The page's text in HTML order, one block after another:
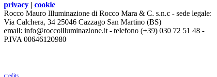
privacy | cookie
Rocco Mauro Illuminazione di Rocco Mara & C. s.n.c - sede legale:
Via Calchera, 34 25046 Cazzago San Martino (BS)
email: info@roccoilluminazione.it - telefono (+39) 030 72 51 48 -
P.IVA 00646120980
credits